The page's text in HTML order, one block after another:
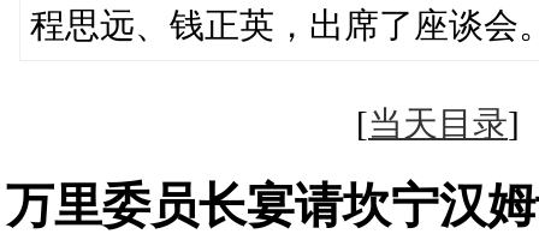
程思远、钱正英，出席了座谈会
[当天目录
万里委员长宴请坎宁汉